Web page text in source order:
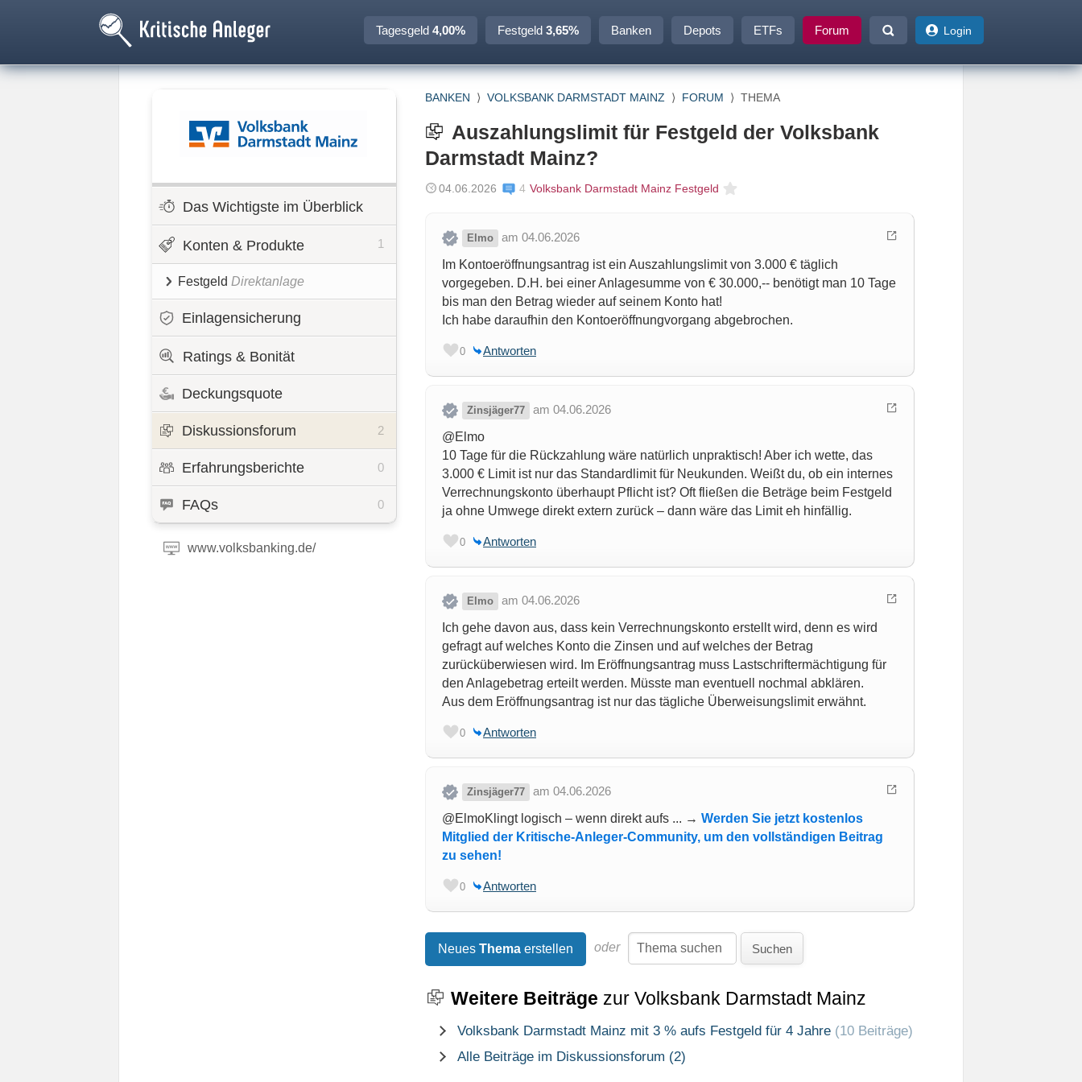
Tagesgeld 4,00% Festgeld 3,65% Banken Depots ETFs Forum Login
Das Wichtigste im Überblick
Konten & Produkte 1
Festgeld Direktanlage
Einlagensicherung
Ratings & Bonität
Deckungsquote
Diskussionsforum 2
Erfahrungsberichte 0
FAQs 0
www.volksbanking.de/
BANKEN ⟩ VOLKSBANK DARMSTADT MAINZ ⟩ FORUM ⟩ THEMA
Auszahlungslimit für Festgeld der Volksbank
Darmstadt Mainz?
04.06.2026 4 Volksbank Darmstadt Mainz Festgeld
Elmo
am 04.06.2026
Im Kontoeröffnungsantrag ist ein Auszahlungslimit von 3.000 € täglich
vorgegeben. D.H. bei einer Anlagesumme von € 30.000,-- benötigt man 10 Tage
bis man den Betrag wieder auf seinem Konto hat!
Ich habe daraufhin den Kontoeröffnungvorgang abgebrochen.
0 Antworten
Zinsjäger77
am 04.06.2026
@Elmo
10 Tage für die Rückzahlung wäre natürlich unpraktisch! Aber ich wette, das
3.000 € Limit ist nur das Standardlimit für Neukunden. Weißt du, ob ein internes
Verrechnungskonto überhaupt Pflicht ist? Oft fließen die Beträge beim Festgeld
ja ohne Umwege direkt extern zurück – dann wäre das Limit eh hinfällig.
0 Antworten
Elmo
am 04.06.2026
Ich gehe davon aus, dass kein Verrechnungskonto erstellt wird, denn es wird
gefragt auf welches Konto die Zinsen und auf welches der Betrag
zurücküberwiesen wird. Im Eröffnungsantrag muss Lastschriftermächtigung für
den Anlagebetrag erteilt werden. Müsste man eventuell nochmal abklären.
Aus dem Eröffnungsantrag ist nur das tägliche Überweisungslimit erwähnt.
0 Antworten
Zinsjäger77
am 04.06.2026
@ElmoKlingt logisch – wenn direkt aufs ... → Werden Sie jetzt kostenlos
Mitglied der Kritische-Anleger-Community, um den vollständigen Beitrag
zu sehen!
0 Antworten
Neues Thema erstellen oder Suchen
Weitere Beiträge zur Volksbank Darmstadt Mainz
Volksbank Darmstadt Mainz mit 3 % aufs Festgeld für 4 Jahre (10 Beiträge)
Alle Beiträge im Diskussionsforum (2)